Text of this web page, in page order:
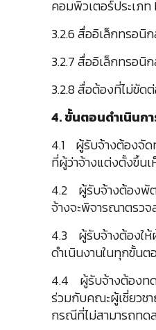
คอมพิวเตอร์ประเภท
3.2.6 สื่ออิเล็กทรอ
3.2.7 สื่ออิเล็กทรอนิ
3.2.8 สื่อต้องที่ไม่ขัด
4. ขั้นตอนดำเนินก
4.1 ผู้รับจ้างต้องจัด
ที่ผู้ว่าจ้างแต่งตั้งขึ้น
4.2 ผู้รับจ้างต้องพัฒ
จ้างจะพิจารณาตรว
4.3 ผู้รับจ้างต้องให้
ดำเนินงานในทุกขั้นต
4.4 ผู้รับจ้างต้องทด
ร่วมกับคณะผู้เชี่ยวช
กรณีที่ไม่สามารถทด